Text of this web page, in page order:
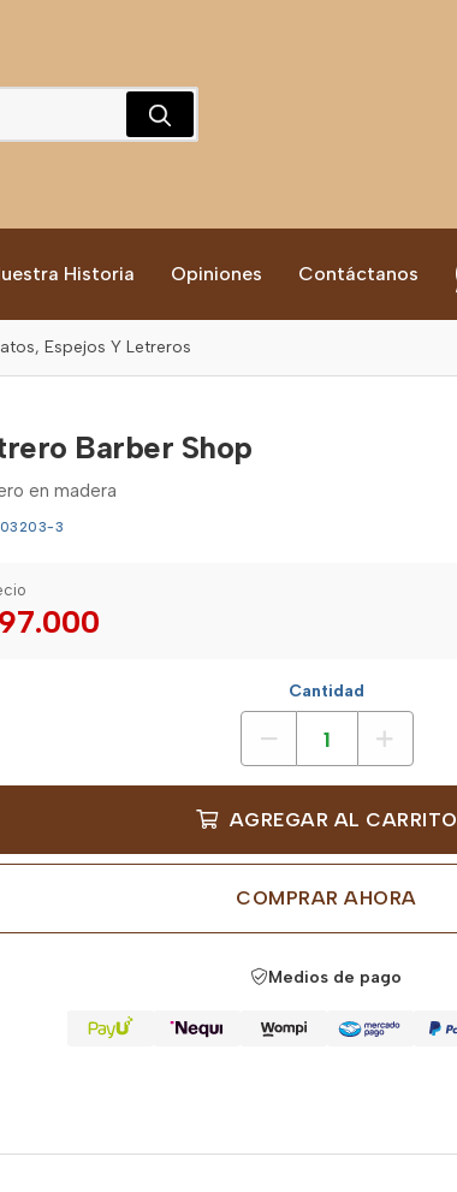
Historia Opiniones Contáctanos
Espejos Y Letreros
Barber Shop
en madera
03203-3
Cantidad
AGREGAR AL CARRITO
COMPRAR AHORA
Medios de pago